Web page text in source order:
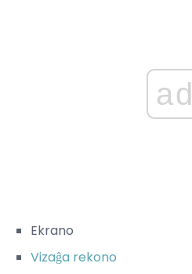
ad
Ekrano
Vizaĝa rekono